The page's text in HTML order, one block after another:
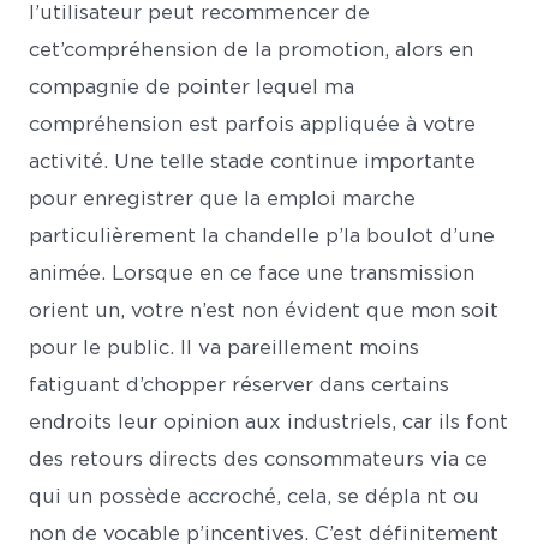
l’utilisateur peut recommencer de
cet’compréhension de la promotion, alors en
compagnie de pointer lequel ma
compréhension est parfois appliquée à votre
activité. Une telle stade continue importante
pour enregistrer que la emploi marche
particulièrement la chandelle p’la boulot d’une
animée. Lorsque en ce face une transmission
orient un, votre n’est non évident que mon soit
pour le public. Il va pareillement moins
fatiguant d’chopper réserver dans certains
endroits leur opinion aux industriels, car ils font
des retours directs des consommateurs via ce
qui un possède accroché, cela, se dépla nt ou
non de vocable p’incentives. C’est définitement